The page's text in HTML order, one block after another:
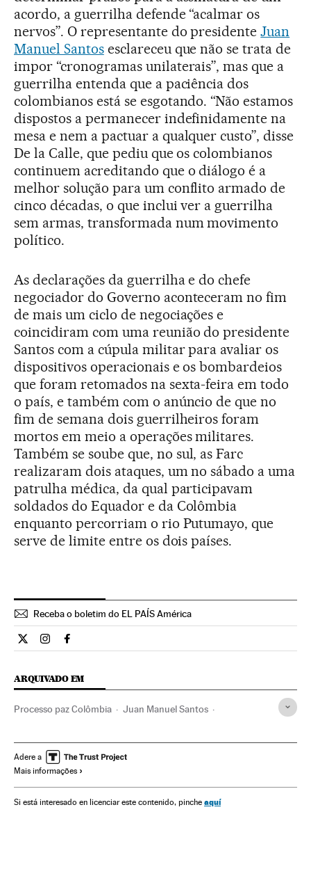
acordo, a guerrilha defende “acalmar os
nervos”. O representante do presidenteJuan
Manuel Santosesclareceu que não se trata de
impor “cronogramas unilaterais”, mas que a
guerrilha entenda que a paciência dos
colombianos está se esgotando. “Não estamos
dispostos a permanecer indefinidamente na
mesa e nem a pactuar a qualquer custo”, disse
De la Calle, que pediu que os colombianos
continuem acreditando que o diálogo é a
melhor solução para um conflito armado de
cinco décadas, o que inclui ver a guerrilha
sem armas, transformada num movimento
político.
As declarações da guerrilha e do chefe
negociador do Governo aconteceram no fim
de mais um ciclo de negociações e
coincidiram com uma reunião do presidente
Santos com a cúpula militar para avaliar os
dispositivos operacionais e os bombardeios
que foram retomados na sexta-feira em todo
o país, e também com o anúncio de que no
fim de semana dois guerrilheiros foram
mortos em meio a operações militares.
Também se soube que, no sul, as Farc
realizaram dois ataques, um no sábado a uma
patrulha médica, da qual participavam
soldados do Equador e da Colômbia
enquanto percorriam o rio Putumayo, que
serve de limite entre os dois países.
Receba o boletim do EL PAÍS América
Internacional El País Brasil en Twitter
Internacional El País Brasil en Instagram
Internacional El País Brasil en Facebook
ARQUIVADO EM
Processo paz Colômbia Juan Manuel Santos
Processo paz Guerrilhas
Gobierno Colombia
Grupos terroristas Guerra Terrorismo Conflitos
Adere a
Mais informações
Si está interesado en licenciar este contenido, pinche aquí